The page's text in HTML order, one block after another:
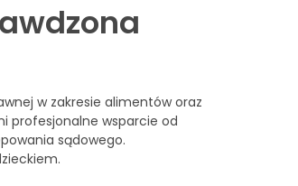
w zakresie alimentów oraz
profesjonalne wsparcie od
sądowego.